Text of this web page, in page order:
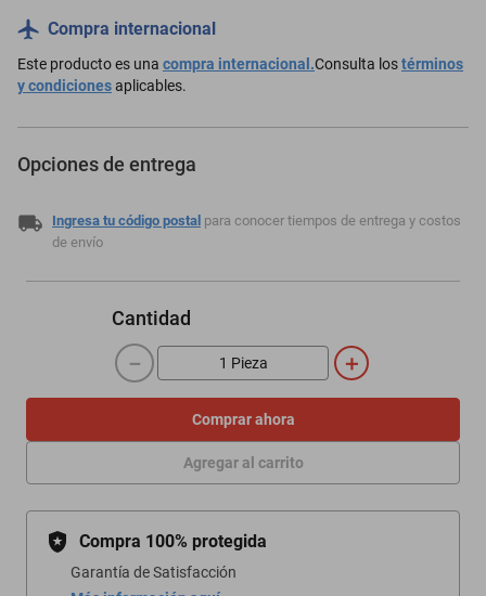
Compra internacional
Este producto es una compra internacional.Consulta lostérminos
y condicionesaplicables.
Opciones de entrega
Ingresa tu código postal para conocer tiempos de entrega y costos
de envío
Cantidad
＋
－
Comprar ahora
Agregar al carrito
Compra 100% protegida
Garantía de Satisfacción